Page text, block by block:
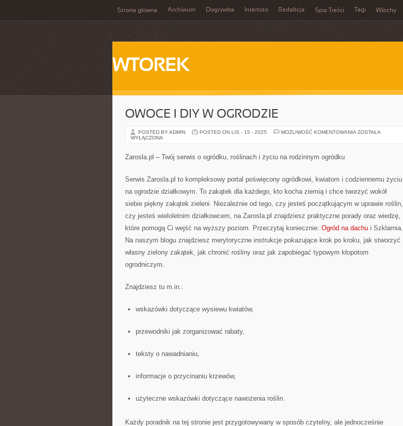
Strona główna Archiwum Dogrywka Intertoto Redakcja Spis Treści Tagi Włochy
WTOREK
OWOCE I DIY W OGRODZIE
POSTED BY ADMIN POSTED ON LIS - 15 - 2025 MOŻLIWOŚĆ KOMENTOWANIA OWOCE
ZOSTAŁA
WYŁĄCZONA
Zarosla.pl – Twój serwis o ogródku, roślinach i życiu na rodzinnym ogródku
Serwis Zarosla.pl to kompleksowy portal poświęcony ogródkowi, kwiatom i codziennemu życiu
na ogrodzie działkowym. To zakątek dla każdego, kto kocha ziemią i chce tworzyć wokół
siebie piękny zakątek zieleni. Niezależnie od tego, czy jesteś początkującym w uprawie roślin,
czy jesteś wieloletnim działkowcem, na Zarosla.pl znajdziesz praktyczne porady oraz wiedzę,
które pomogą Ci wejść na wyższy poziom. Przeczytaj koniecznie: Ogród na dachu i Szklarnia.
Na naszym blogu znajdziesz merytoryczne instrukcje pokazujące krok po kroku, jak stworzyć
własny zielony zakątek, jak chronić rośliny oraz jak zapobiegać typowym kłopotom
ogrodniczym.
Znajdziesz tu m.in.:
wskazówki dotyczące wysiewu kwiatów,
przewodniki jak zorganizować rabaty,
teksty o nawadnianiu,
informacje o przycinaniu krzewów,
użyteczne wskazówki dotyczące nawożenia roślin.
Każdy poradnik na tej stronie jest przygotowywany w sposób czytelny, ale jednocześnie